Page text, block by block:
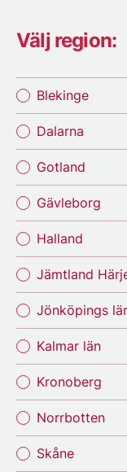
Välj region:
Blekinge
Dalarna
Gotland
Gävleborg
Halland
Jämtland
Jönköpings
Kalmar län
Kronoberg
Norrbotten
Skåne